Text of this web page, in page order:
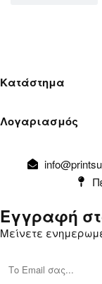
Κατάστημα
Πολιτική Απορρήτου
Συναλλαγές
Λογαριασμός
Παραγγελίες
Εγγραφή
Μείνετε